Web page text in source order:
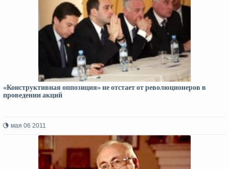
«Конструктивная оппозиция» не отстает от революционеров в
проведении акций
мая 06 2011